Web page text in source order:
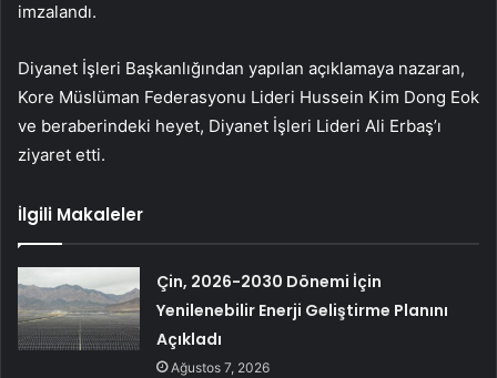
imzalandı.
Diyanet İşleri Başkanlığından yapılan açıklamaya nazaran,
Kore Müslüman Federasyonu Lideri Hussein Kim Dong Eok
ve beraberindeki heyet, Diyanet İşleri Lideri Ali Erbaş’ı
ziyaret etti.
İlgili Makaleler
Çin, 2026-2030 Dönemi İçin
Yenilenebilir Enerji Geliştirme Planını
Açıkladı
Ağustos 7, 2026